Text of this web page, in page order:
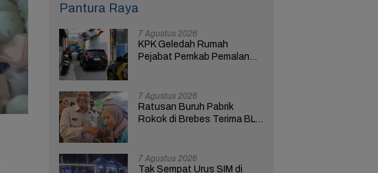
Pantura Raya
7 Agustus 2026
KPK Geledah Rumah
Pejabat Pemkab Pemalang
Bupati Anom
7 Agustus 2026
Ratusan Buruh Pabrik
Rokok di Brebes Terima BLT
7 Agustus 2026
Tak Sempat Urus SIM di